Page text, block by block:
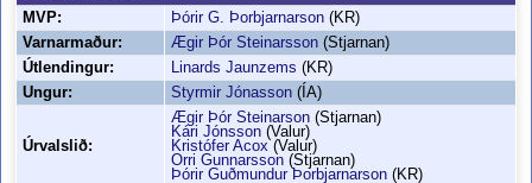
MVP:
Þórir G. Þorbjarnarson (KR)
Varnarmaður:
Ægir Þór Steinarsson (Stjarnan)
Útlendingur:
Linards Jaunzems (KR)
Ungur:
Styrmir Jónasson (ÍA)
Úrvalslið:
Ægir Þór Steinarson (Stjarnan)
Kári Jónsson (Valur)
Kristófer Acox (Valur)
Orri Gunnarsson (Stjarnan)
Þórir Guðmundur Þorbjarnarson (KR)